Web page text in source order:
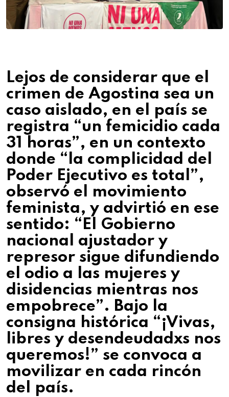
Lejos de considerar que el
crimen de Agostina sea un
caso aislado, en el país se
registra “un femicidio cada
31 horas”, en un contexto
donde “la complicidad del
Poder Ejecutivo es total”,
observó el movimiento
feminista, y advirtió en ese
sentido: “El Gobierno
nacional ajustador y
represor sigue difundiendo
el odio a las mujeres y
disidencias mientras nos
empobrece”. Bajo la
consigna histórica “¡Vivas,
libres y desendeudadxs nos
queremos!” se convoca a
movilizar en cada rincón
del país.